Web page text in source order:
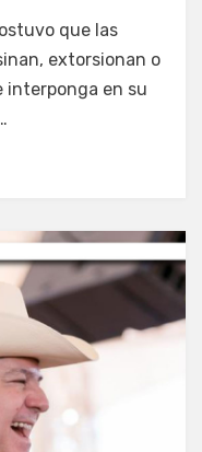
que las
extorsionan o
interponga en su